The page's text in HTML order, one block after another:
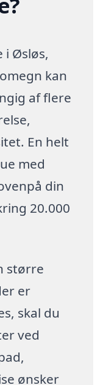
i Øsløs,
kan
af flere
En helt
med
din
20.000
større
er
skal du
ved
ønsker